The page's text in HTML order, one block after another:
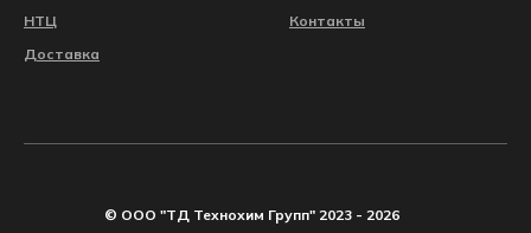
НТЦ
Доставка
Контакты
© ООО "ТД Технохим Групп" 2023 - 2026